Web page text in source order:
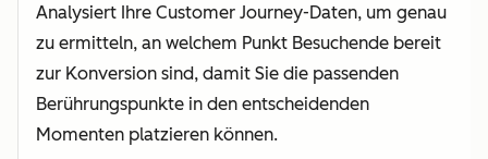
Analysiert Ihre Customer Journey-Daten, um genau
zu ermitteln, an welchem Punkt Besuchende bereit
zur Konversion sind, damit Sie die passenden
Berührungspunkte in den entscheidenden
Momenten platzieren können.